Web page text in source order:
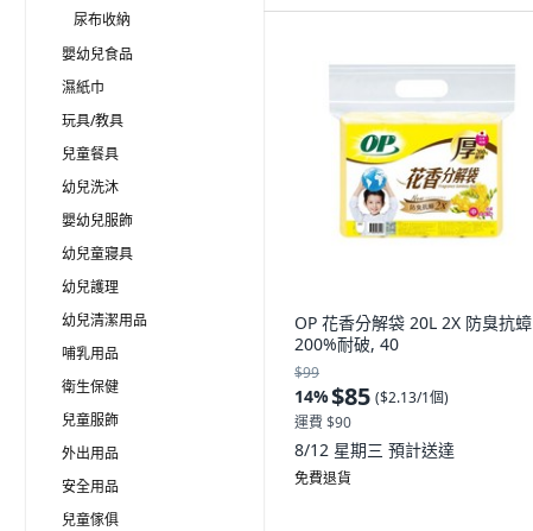
尿布收納
嬰幼兒食品
濕紙巾
玩具/教具
兒童餐具
幼兒洗沐
嬰幼兒服飾
幼兒童寢具
幼兒護理
幼兒清潔用品
哺乳用品
衛生保健
兒童服飾
外出用品
安全用品
兒童傢俱
OP 花香分解袋 20L 2X 防臭抗蟑
200%耐破, 40
$99
14%$85 ($2.13/1個)
運費 $90
8/12 星期三 預計送達
免費退貨